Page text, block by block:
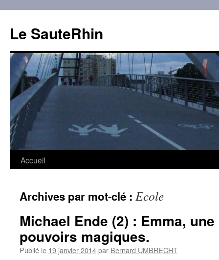
contenu
Le SauteRhin
Accueil
Archives par mot-clé : Ecole
Michael Ende (2) : Emma,
pouvoirs magiques.
Publié le 19 janvier 2014par Bernard UMBRECHT